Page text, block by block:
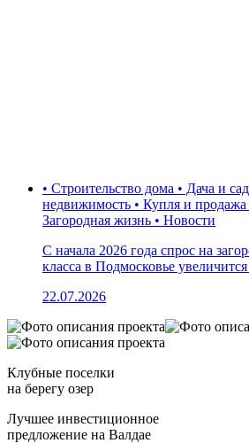
• Строительство дома • Дача и
недвижимость • Купля и продажа
Загородная жизнь • Новости
С начала 2026 года спрос на
класса в Подмосковье увеличится
22.07.2026
Клубные поселки
на берегу озер
Лучшее инвестиционное
предложение на Валдае